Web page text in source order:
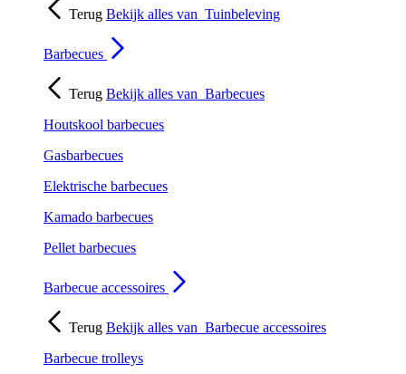
Terug Bekijk alles van Tuinbeleving
Barbecues
Terug Bekijk alles van Barbecues
Houtskool barbecues
Gasbarbecues
Elektrische barbecues
Kamado barbecues
Pellet barbecues
Barbecue accessoires
Terug Bekijk alles van Barbecue accessoires
Barbecue trolleys